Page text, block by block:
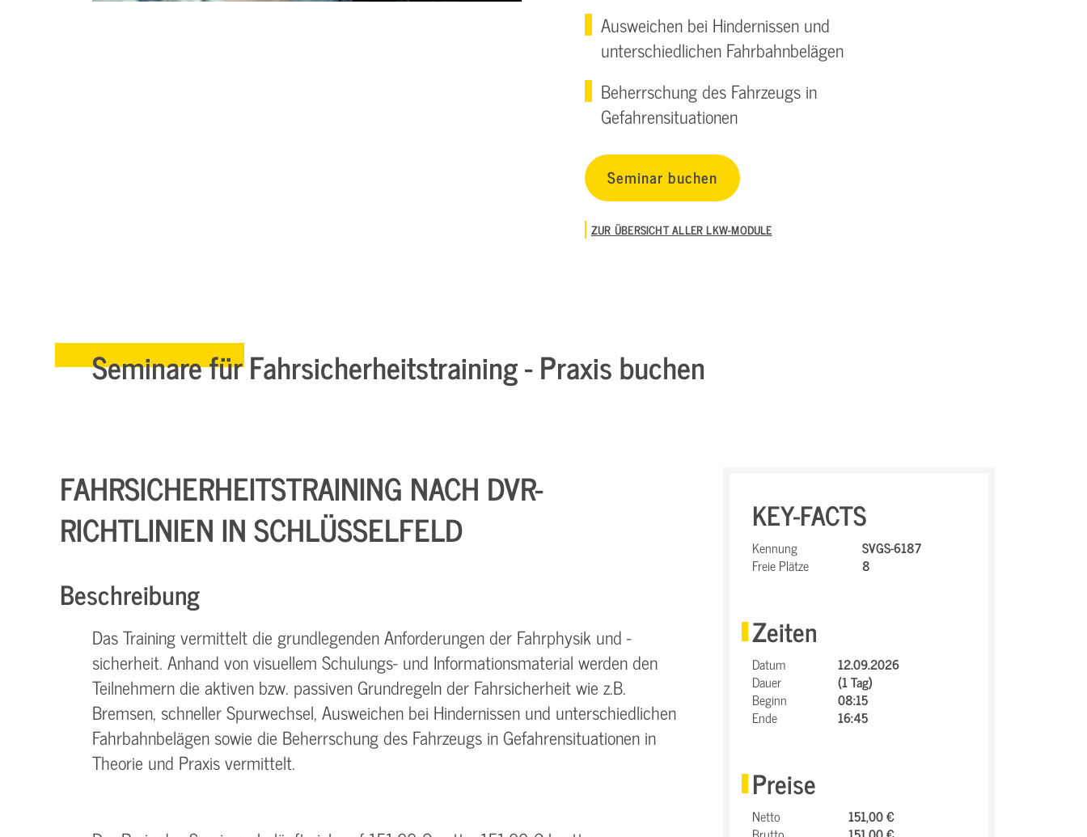
Ausweichen bei Hindernissen und
unterschiedlichen Fahrbahnbelägen
Beherrschung des Fahrzeugs in
Gefahrensituationen
Seminar buchen
ZUR ÜBERSICHT ALLER LKW-MODULE
Seminare für Fahrsicherheitstraining - Praxis buchen
FAHRSICHERHEITSTRAINING NACH DVR-
RICHTLINIEN IN SCHLÜSSELFELD
Beschreibung
Das Training vermittelt die grundlegenden Anforderungen der Fahrphysik und -
sicherheit. Anhand von visuellem Schulungs- und Informationsmaterial werden den
Teilnehmern die aktiven bzw. passiven Grundregeln der Fahrsicherheit wie z.B.
Bremsen, schneller Spurwechsel, Ausweichen bei Hindernissen und unterschiedlichen
Fahrbahnbelägen sowie die Beherrschung des Fahrzeugs in Gefahrensituationen in
Theorie und Praxis vermittelt.
KEY-FACTS
Kennung
SVGS-6187
Freie Plätze
8
Zeiten
Datum
12.09.2026
Dauer
(1 Tag)
Beginn
08:15
Ende
16:45
Preise
Netto
151,00 €